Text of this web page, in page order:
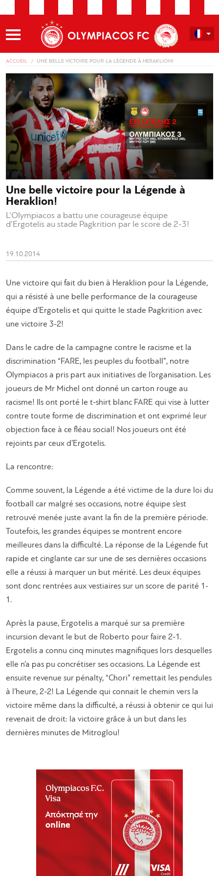
ACCUEIL UNE BELLE VICTOIRE POUR LA LÉGENDE À HERAKLION!
Une belle victoire pour la Légende à
Heraklion!
L'Olympiacos a battu une courageuse équipe
d'Ergotelis au stade Pagkrition par le score de 2-3!
19.10.2014
Une victoire qui fait du bien à Heraklion pour la Légende,
qui a résisté à une belle performance de la courageuse
équipe d’Ergotelis et qui quitte le stade Pagkrition avec
une victoire 3-2!
Dans le cadre de la campagne contre le racisme et la
discrimination “FARE, les peuples du football”, notre
Olympiacos a pris part aux initiatives de l’organisation. Les
joueurs de Mr Michel ont donné un carton rouge au
racisme! Ils ont porté le t-shirt blanc FARE qui vise à lutter
contre toute forme de discrimination et ont exprimé leur
objection face à ce fléau social! Nos joueurs ont été
rejoints par ceux d’Ergotelis.
La rencontre:
Comme souvent, la Légende a été victime de la dure loi du
football car malgré ses occasions, notre équipe s’est
retrouvé menée juste avant la fin de la première période.
Toutefois, les grandes équipes se montrent encore
meilleures dans la difficulté. La réponse de la Légende fut
rapide et cinglante car sur une de ses dernières occasions
elle a réussi à marquer un but mérité. Les deux équipes
sont donc rentrées aux vestiaires sur un score de parité 1-
1.
Après la pause, Ergotelis a marqué sur sa première
incursion devant le but de Roberto pour faire 2-1.
Ergotelis a connu cinq minutes magnifiques lors desquelles
elle n’a pas pu concrétiser ses occasions. La Légende est
ensuite revenue sur pénalty, “Chori” remettait les pendules
à l’heure, 2-2! La Légende qui connait le chemin vers la
victoire même dans la difficulté, a réussi à obtenir ce qui lui
revenait de droit: la victoire grâce à un but dans les
dernières minutes de Mitroglou!